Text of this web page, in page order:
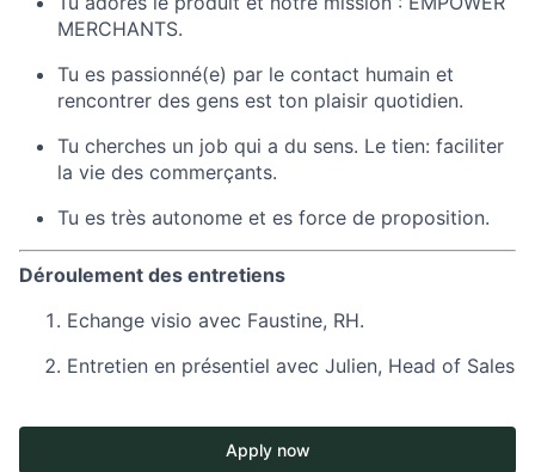
MERCHANTS.
Tu es passionné(e) par le contact humain et
rencontrer des gens est ton plaisir quotidien.
Tu cherches un job qui a du sens. Le tien: faciliter
la vie des commerçants.
Tu es très autonome et es force de proposition.
Déroulement des entretiens
Echange visio avec Faustine, RH.
Entretien en présentiel avec Julien, Head of Sales
Apply now